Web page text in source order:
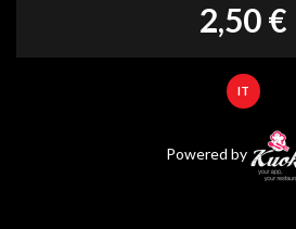
2,50 €
IT
Powered by